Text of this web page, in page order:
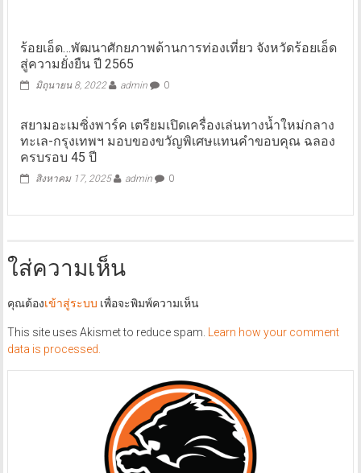
ร้อยเอ็ด…พัฒนาศักยภาพด้านการท่องเที่ยว จังหวัดร้อยเอ็ด
สู่ความยั่งยืน ปี 2565
มิถุนายน 8, 2022 admin 0
สยามอะเมซิ่งพาร์ค เตรียมเปิดเครื่องเล่นทางน้ำใหม่กลาง
ทะเล-กรุงเทพฯ มอบของขวัญพิเศษแทนคำขอบคุณ ฉลอง
ครบรอบ 45 ปี
สิงหาคม 17, 2025 admin 0
ใส่ความเห็น
คุณต้องเข้าสู่ระบบ เพื่อจะพิมพ์ความเห็น
This site uses Akismet to reduce spam.
Learn how your comment
data is processed.